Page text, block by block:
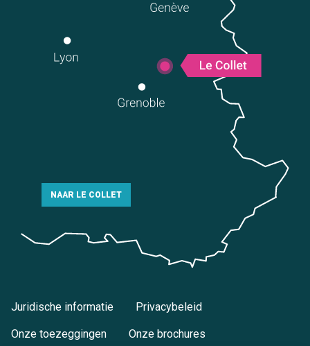
NAAR LE COLLET
Juridische informatie Privacybeleid
Onze toezeggingen Onze brochures